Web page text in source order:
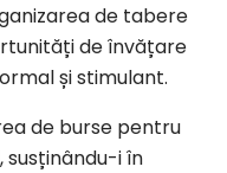
de tabere
de învățare
și stimulant.
de burse pentru
susținându-i în